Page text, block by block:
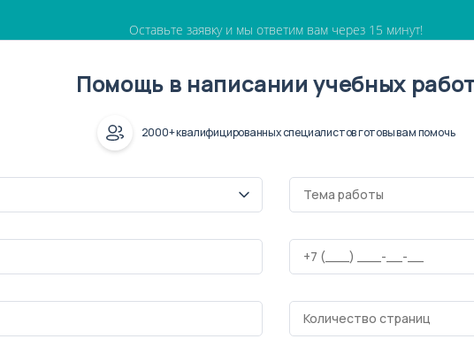
Оставьте заявку и мы ответим вам через 15 минут!
Помощь в написании учебных
2000+ квалифицированных специалистов готовы вам помочь